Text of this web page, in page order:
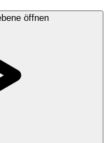
öffnen